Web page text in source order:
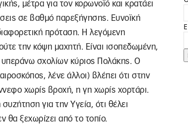
μέτρα για τον κορωνοϊό και κρατάει
σε βαθμό παρεξήγησης. Ευνοϊκή
πρόταση. Η λεγόμενη
την κόψη μαχητή. Είναι ισοπεδωμένη,
υπεράνω σχολίων κύριος Πολάκης. Ο
λένε άλλοι) βλέπει ότι στην
χωρίς βροχή, η γη χωρίς χορτάρι.
για την Υγεία, ότι θέλει
θα ξεχωρίζει από το τοπίο.